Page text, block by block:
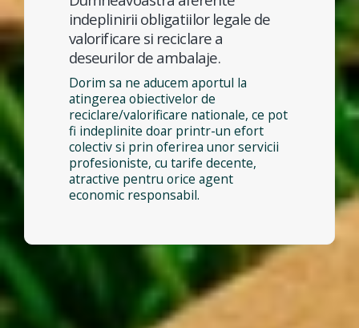
indeplinirii obligatiilor legale de
valorificare si reciclare a
deseurilor de ambalaje.
Dorim sa ne aducem aportul la
atingerea obiectivelor de
reciclare/valorificare nationale, ce pot
fi indeplinite doar printr-un efort
colectiv si prin oferirea unor servicii
profesioniste, cu tarife decente,
atractive pentru orice agent
economic responsabil.